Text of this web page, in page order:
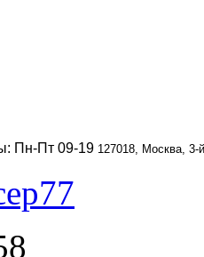
Пн-Пт 09-19 127018, Москва,